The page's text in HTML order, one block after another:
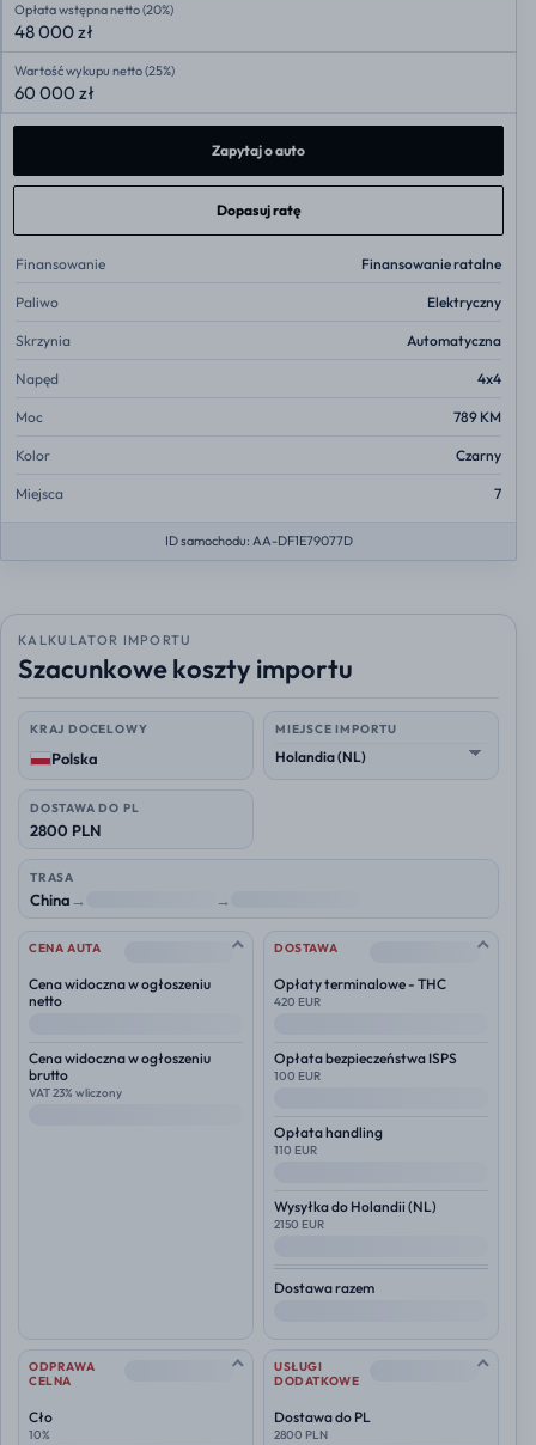
Opłata wstępna netto (20%)
48 000 zł
Wartość wykupu netto (25%)
60 000 zł
Zapytaj o auto
Dopasuj ratę
Finansowanie Finansowanie ratalne
Paliwo Elektryczny
Skrzynia Automatyczna
Napęd 4x4
Moc 789 KM
Kolor Czarny
Miejsca 7
ID samochodu: AA-DF1E79077D
KALKULATOR IMPORTU
Szacunkowe koszty importu
KRAJ DOCELOWY
Polska
MIEJSCE IMPORTU
DOSTAWA DO PL
2800 PLN
TRASA
China→ →
CENA AUTA --
Cena widoczna w ogłoszeniu
netto
Cena widoczna w ogłoszeniu
brutto
VAT 23% wliczony
DOSTAWA --
Opłaty terminalowe - THC
420 EUR
Opłata bezpieczeństwa ISPS
100 EUR
Opłata handling
110 EUR
Wysyłka do Holandii (NL)
2150 EUR
Dostawa razem
ODPRAWA
CELNA
--
Cło
10%
USŁUGI
DODATKOWE
--
Dostawa do PL
2800 PLN